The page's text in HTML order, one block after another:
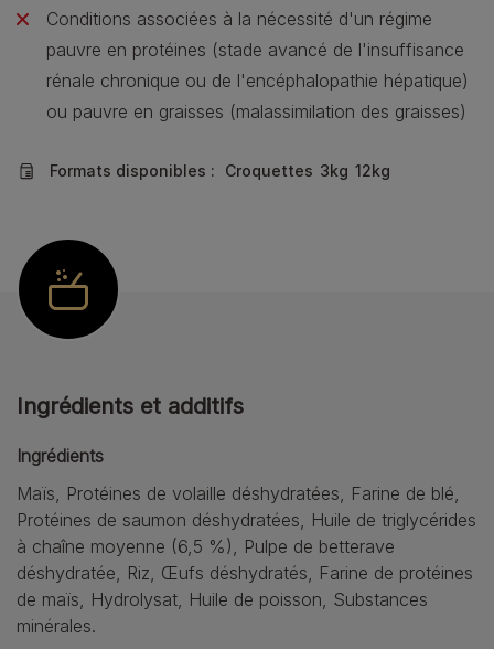
Conditions associées à la nécessité d'un régime
pauvre en protéines (stade avancé de l'insuffisance
rénale chronique ou de l'encéphalopathie hépatique)
ou pauvre en graisses (malassimilation des graisses)
Formats disponibles : Croquettes 3kg 12kg
Ingrédients et additifs
Ingrédients
Maïs, Protéines de volaille déshydratées, Farine de blé,
Protéines de saumon déshydratées, Huile de triglycérides
à chaîne moyenne (6,5 %), Pulpe de betterave
déshydratée, Riz, Œufs déshydratés, Farine de protéines
de maïs, Hydrolysat, Huile de poisson, Substances
minérales.